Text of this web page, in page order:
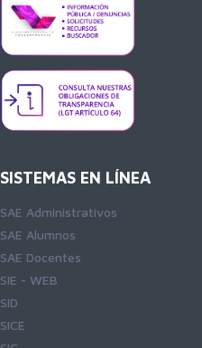
SISTEMAS EN LÍNEA
SAE Administrativos
SAE Alumnos
SAE Docentes
SIE - WEB
SID
SICE